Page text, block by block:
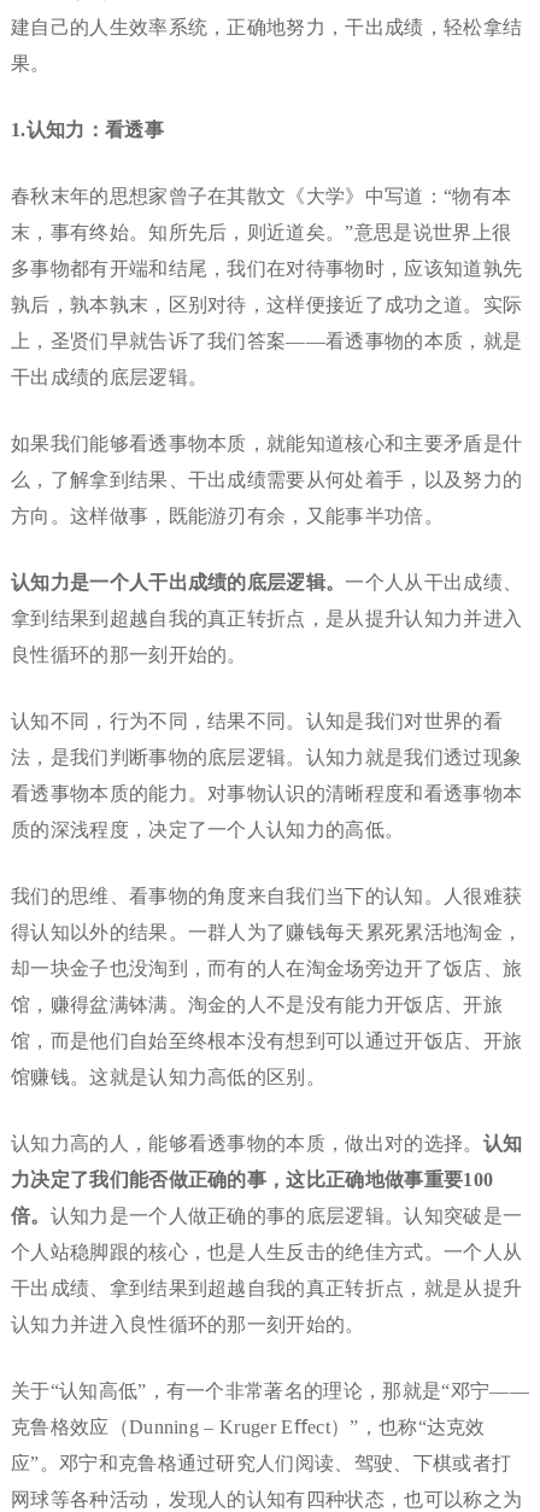
建自己的人生效率系统，正确地努力，干出成绩，轻松拿结
果。
1.认知力：看透事
春秋末年的思想家曾子在其散文《大学》中写道：“物有本
末，事有终始。知所先后，则近道矣。”意思是说世界上很
多事物都有开端和结尾，我们在对待事物时，应该知道孰先
孰后，孰本孰末，区别对待，这样便接近了成功之道。实际
上，圣贤们早就告诉了我们答案——看透事物的本质，就是
干出成绩的底层逻辑。
如果我们能够看透事物本质，就能知道核心和主要矛盾是什
么，了解拿到结果、干出成绩需要从何处着手，以及努力的
方向。这样做事，既能游刃有余，又能事半功倍。
认知力是一个人干出成绩的底层逻辑。一个人从干出成绩、
拿到结果到超越自我的真正转折点，是从提升认知力并进入
良性循环的那一刻开始的。
认知不同，行为不同，结果不同。认知是我们对世界的看
法，是我们判断事物的底层逻辑。认知力就是我们透过现象
看透事物本质的能力。对事物认识的清晰程度和看透事物本
质的深浅程度，决定了一个人认知力的高低。
我们的思维、看事物的角度来自我们当下的认知。人很难获
得认知以外的结果。一群人为了赚钱每天累死累活地淘金，
却一块金子也没淘到，而有的人在淘金场旁边开了饭店、旅
馆，赚得盆满钵满。淘金的人不是没有能力开饭店、开旅
馆，而是他们自始至终根本没有想到可以通过开饭店、开旅
馆赚钱。这就是认知力高低的区别。
认知力高的人，能够看透事物的本质，做出对的选择。 认知
力决定了我们能否做正确的事，这比正确地做事重要100
倍。 认知力是一个人做正确的事的底层逻辑。认知突破是一
个人站稳脚跟的核心，也是人生反击的绝佳方式。一个人从
干出成绩、拿到结果到超越自我的真正转折点，就是从提升
认知力并进入良性循环的那一刻开始的。
关于“认知高低”，有一个非常著名的理论，那就是“邓宁——
克鲁格效应（Dunning – Kruger Eﬀect）”，也称“达克效
应”。邓宁和克鲁格通过研究人们阅读、驾驶、下棋或者打
网球等各种活动，发现人的认知有四种状态，也可以称之为